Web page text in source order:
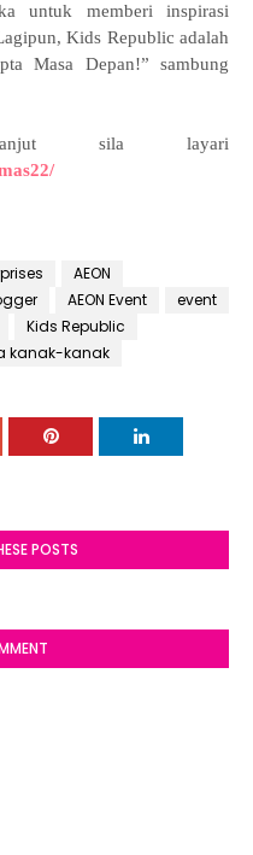
untuk memberi inspirasi
Kids Republic adalah
Masa Depan!” sambung
sila layari
AEON
AEON Event
event
Kids Republic
kanak-kanak
POSTS